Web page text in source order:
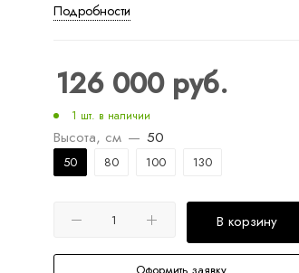
Подробности
126 000руб.
1 шт. в наличии
Высота, см — 50
50 80 100 130
В корзину